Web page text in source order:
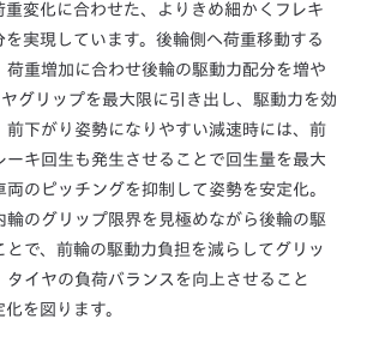
重変化に合わせた、よりきめ細かくフレキ
を実現しています。後輪側へ荷重移動する
荷重増加に合わせ後輪の駆動力配分を増や
グリップを最大限に引き出し、駆動力を効
前下がり姿勢になりやすい減速時には、前
ーキ回生も発生させることで回生量を最大
のピッチングを抑制して姿勢を安定化。
輪のグリップ限界を見極めながら後輪の駆
とで、前輪の駆動力負担を減らしてグリッ
タイヤの負荷バランスを向上させること
を図ります。